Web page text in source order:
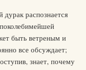
распознается
быть ветреным и
все обсуждает;
знает, почему